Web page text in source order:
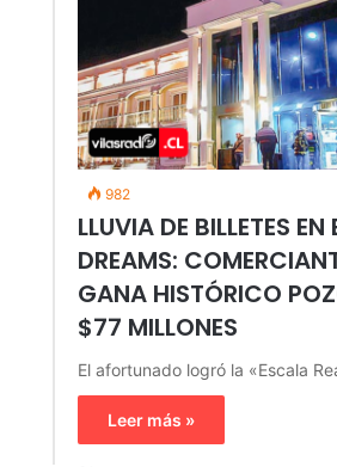
982
LLUVIA DE BILLETES
DREAMS:
GANA HISTÓRICO
$77 MILLONES
El afortunado logró la «Escala
Leer más »